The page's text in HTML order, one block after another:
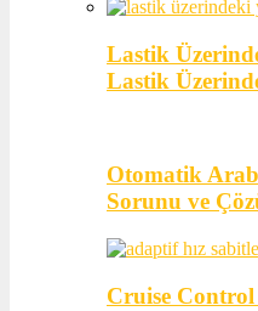
Lastik
Lastik
Otomatik
Sorunu ve
Cruise Control